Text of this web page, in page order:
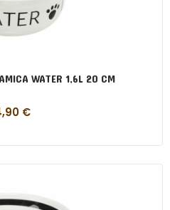
WATER 1,6L 20 CM
€